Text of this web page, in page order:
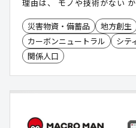
理由は、 モノや技術がない
再エネ設備や蓄電池、VPPな
存在しています。 一方で、脱
ある「地域」に事業を設計す
る、何から着手すればよいか
のではなく「 プロジェクト
た変革に挑戦する方々の「
災害物資・備蓄品 地方創生
カーボンニュートラル
シテ
関係人口